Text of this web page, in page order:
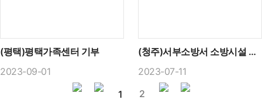
(평택)평택가족센터 기부
2023-09-01
(청주)서부소방서 소방시설 기증
2023-07-11
1
2